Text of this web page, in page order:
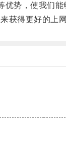
，使我们能
得更好的上网